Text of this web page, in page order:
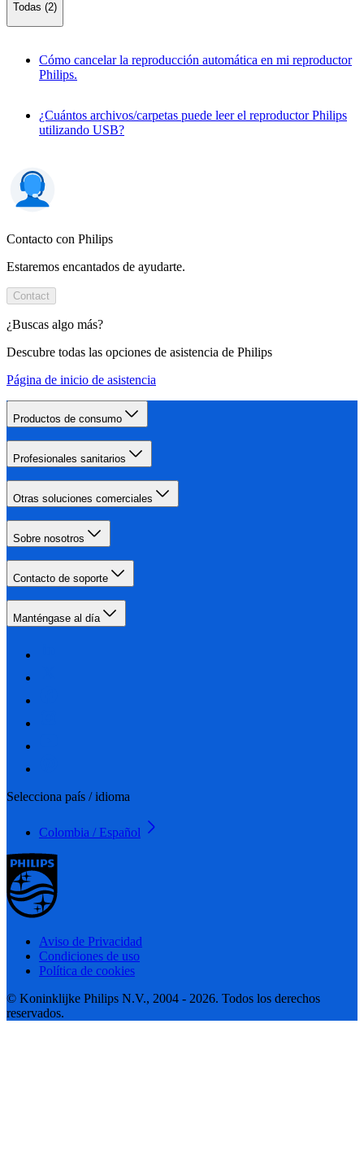
Todas (2)
Cómo cancelar la reproducción automática en mi reproductor
Philips.
¿Cuántos archivos/carpetas puede leer el reproductor Philips
utilizando USB?
Contacto con Philips
Estaremos encantados de ayudarte.
Contact
¿Buscas algo más?
Descubre todas las opciones de asistencia de Philips
Página de inicio de asistencia
Productos de consumo
Profesionales sanitarios
Otras soluciones comerciales
Sobre nosotros
Contacto de soporte
Manténgase al día
Selecciona país / idioma
Colombia / Español
Aviso de Privacidad
Condiciones de uso
Política de cookies
© Koninklijke Philips N.V., 2004 - 2026. Todos los derechos
reservados.